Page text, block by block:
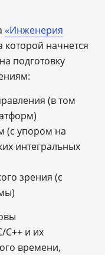
«Инженерия
которой начнется
подготовку
(в том
(с упором на
интегральных
зрения (с
и их
времени,